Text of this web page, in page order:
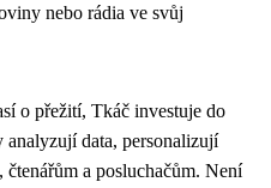
nebo rádia ve svůj
o přežití, Tkáč investuje do
data, personalizují
a posluchačům. Není